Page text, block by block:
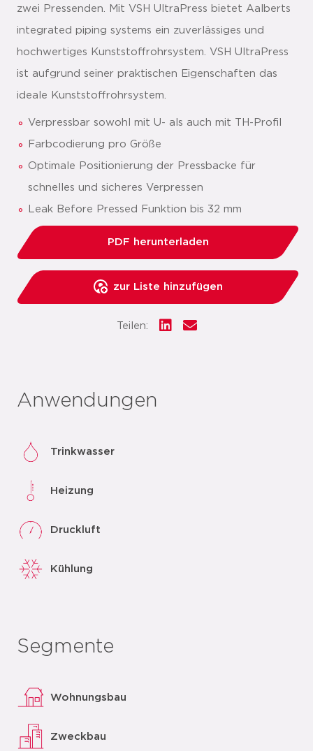
zwei Pressenden. Mit VSH UltraPress bietet Aalberts
integrated piping systems ein zuverlässiges und
hochwertiges Kunststoffrohrsystem. VSH UltraPress
ist aufgrund seiner praktischen Eigenschaften das
ideale Kunststoffrohrsystem.
Verpressbar sowohl mit U- als auch mit TH-Profil
Farbcodierung pro Größe
Optimale Positionierung der Pressbacke für
schnelles und sicheres Verpressen
Leak Before Pressed Funktion bis 32 mm
PDF herunterladen
zur Liste hinzufügen
Teilen:
Anwendungen
Trinkwasser
Heizung
Druckluft
Kühlung
Segmente
Wohnungsbau
Zweckbau